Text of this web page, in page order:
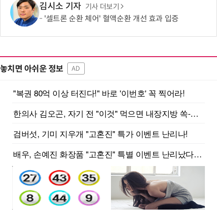
김시소 기자 기사 더보기
'셀트론 순환 체어' 혈액순환 개선 효과 입증
놓치면 아쉬운 정보 AD